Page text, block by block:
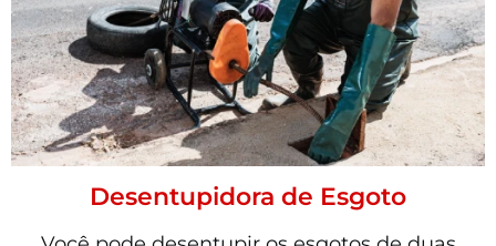
Desentupidora de Esgoto